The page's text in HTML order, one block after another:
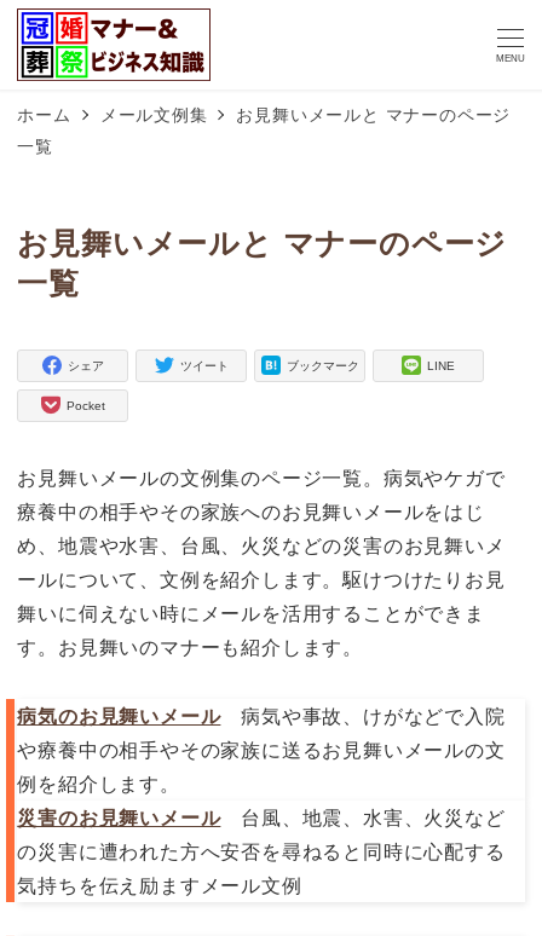
MENU
ホーム メール文例集
お見舞いメールと マナーのページ
一覧
お見舞いメールと マナーのページ
一覧
シェア ツイート ブックマーク LINE
Pocket
お見舞いメールの文例集のページ一覧。病気やケガで
療養中の相手やその家族へのお見舞いメールをはじ
め、地震や水害、台風、火災などの災害のお見舞いメ
ールについて、文例を紹介します。駆けつけたりお見
舞いに伺えない時にメールを活用することができま
す。お見舞いのマナーも紹介します。
病気のお見舞いメール病気や事故、けがなどで入院
や療養中の相手やその家族に送るお見舞いメールの文
例を紹介します。
災害のお見舞いメール台風、地震、水害、火災など
の災害に遭われた方へ安否を尋ねると同時に心配する
気持ちを伝え励ますメール文例